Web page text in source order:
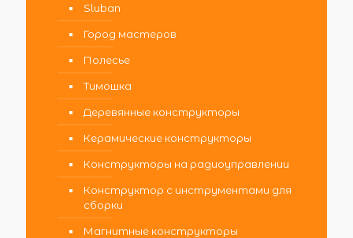
Sluban
Город мастеров
Полесье
Тимошка
Деревянные конструкторы
Керамические конструкторы
Конструкторы на радиоуправлении
Конструктор с инструментами для
сборки
Магнитные конструкторы